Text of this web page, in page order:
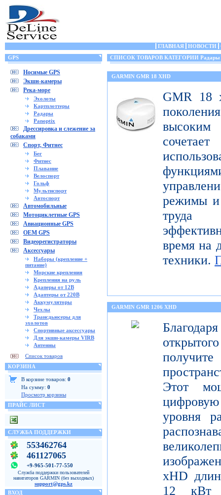
ГЛАВНАЯ НОВОСТИ
GPS
Носимые GPS
Экшн-камеры
Река-море
Эхолоты
Картплоттеры
Радары
Panoptix
Дрессировка и слежение за
собаками
Спорт, Фитнес
Бег
Фитнес
Плавание
Велоспорт
Гольф
Мультиспорт
Автоспорт
Автомобильные
Мотоциклетные GPS
Авиационные GPS
OEM GPS
Видеорегистраторы
Аксессуары
Наборы (крепление +
питание)
Морские крепления
Крепления на руль
Адаперы от 12В
Адаптеры от 220В
Аккумуляторы
Чехлы
Трансдьюсеры для
эхолотов
Спортивные аксессуары
Для экшн-камеры VIRB
Антенны
Список товаров
КОРЗИНА
В корзине товаров: 0
На сумму: 0
Просмотр корзины
ПРАЙС ЛИСТ
СЛУЖБА ПОДДЕРЖКИ
553462764
461127065
+9-965-501-77-550
Служба поддержки пользователей
навигаторов GARMIN (без выходных)
support@gps.kz
ВХОД
СПИСОК ТОВАРОВ КАТЕГОРИИ Радары
GARMIN GMR 18 XHD
GMR 18
высоким
режимы и
труда
время на
техники.
GARMIN GMR 1206 XHD
Этот
уровня
xHD
12 кВт